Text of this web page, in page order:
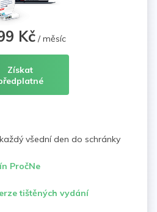
Kč/ měsíc
Získat
všední den do schránky
PročNe
tištěných vydání